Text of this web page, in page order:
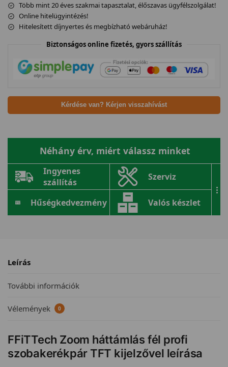
Több mint 20 éves szakmai tapasztalat, élőszavas ügyfélszolgálat!
Online hitelügyintézés!
Hitelesített díjnyertes és megbízható webáruház!
Biztonságos online fizetés, gyors szállítás
Kérdése van? Kérjen visszahívást
Néhány érv, miért válassz minket
Ingyenes
szállítás
Szerviz
Hűségkedvezmény Valós készlet
...
Leírás
További információk
Vélemények 0
FFiTTech Zoom háttámlás fél profi
szobakerékpár TFT kijelzővel leírása